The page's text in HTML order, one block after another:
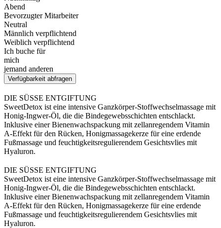
Abend
Bevorzugter Mitarbeiter
Neutral
Männlich verpflichtend
Weiblich verpflichtend
Ich buche für
mich
jemand anderen
Verfügbarkeit abfragen
DIE SÜSSE ENTGIFTUNG
SweetDetox ist eine intensive Ganzkörper-Stoffwechselmassage mit
Honig-Ingwer-Öl, die die Bindegewebsschichten entschlackt.
Inklusive einer Bienenwachspackung mit zellanregendem Vitamin
A-Effekt für den Rücken, Honigmassagekerze für eine erdende
Fußmassage und feuchtigkeitsregulierendem Gesichtsvlies mit
Hyaluron.
DIE SÜSSE ENTGIFTUNG
SweetDetox ist eine intensive Ganzkörper-Stoffwechselmassage mit
Honig-Ingwer-Öl, die die Bindegewebsschichten entschlackt.
Inklusive einer Bienenwachspackung mit zellanregendem Vitamin
A-Effekt für den Rücken, Honigmassagekerze für eine erdende
Fußmassage und feuchtigkeitsregulierendem Gesichtsvlies mit
Hyaluron.